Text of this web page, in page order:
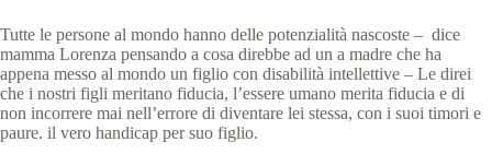
Tutte le persone al mondo hanno delle potenzialità nascoste – dice
mamma Lorenza pensando a cosa direbbe ad un a madre che ha
appena messo al mondo un figlio con disabilità intellettive – Le direi
che i nostri figli meritano fiducia, l’essere umano merita fiducia e di
non incorrere mai nell’errore di diventare lei stessa, con i suoi timori e
paure. il vero handicap per suo figlio.